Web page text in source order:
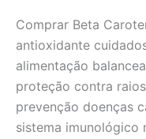
Comprar Beta
antioxidante
alimentação
proteção contra
prevenção doenças
sistema imunológico